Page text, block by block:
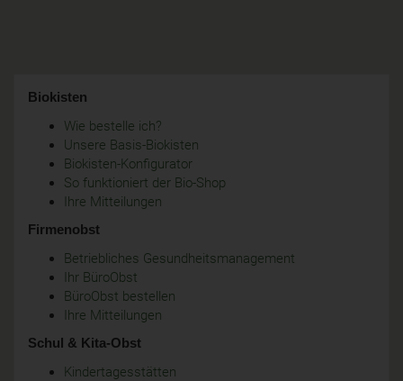
Biokisten
Wie bestelle ich?
Unsere Basis-Biokisten
Biokisten-Konfigurator
So funktioniert der Bio-Shop
Ihre Mitteilungen
Firmenobst
Betriebliches Gesundheitsmanagement
Ihr BüroObst
BüroObst bestellen
Ihre Mitteilungen
Schul & Kita-Obst
Kindertagesstätten